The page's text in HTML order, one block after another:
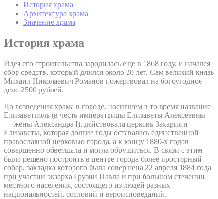
История храма
Архитектура храма
Значение храма
История храма
Идея его строительства зародилась еще в 1868 году, и начался
сбор средств, который длился около 20 лет. Сам великий князь
Михаил Николаевич Романов пожертвовал на богоугодное
дело 2500 рублей.
До возведения храма в городе, носившем в то время название
Елизаветполь (в честь императрицы Елизаветы Алексеевны
— жены Александра I), действовала церковь Захария и
Елизаветы, которая долгие годы оставалась единственной
православной церковью города, а к концу 1880-х годов
совершенно обветшала и могла обрушиться. В связи с этим
было решено построить в центре города более просторный
собор, закладка которого была совершена 22 апреля 1884 года
при участии экзарха Грузии Павла и при большом стечении
местного населения, состоящего из людей разных
национальностей, сословий и вероисповеданий.